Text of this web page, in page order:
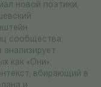
новой поэтики,
сообщества,
как «Они».
вбирающий в